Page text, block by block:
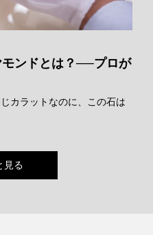
ンドとは？──プロが
カラットなのに、この石は
見る